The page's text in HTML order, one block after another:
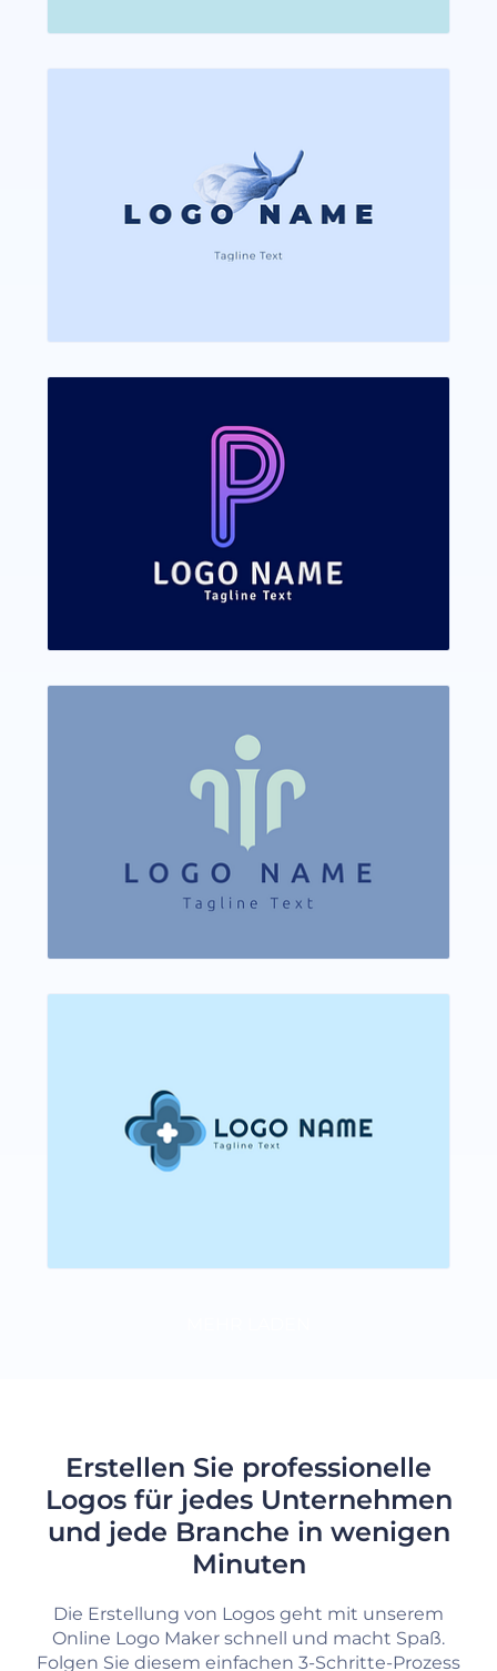
Erstellen Sie professionelle
Logos für jedes Unternehmen
und jede Branche in wenigen
Minuten
Die Erstellung von Logos geht mit unserem
Online Logo Maker schnell und macht Spaß.
Folgen Sie diesem einfachen 3-Schritte-Prozess